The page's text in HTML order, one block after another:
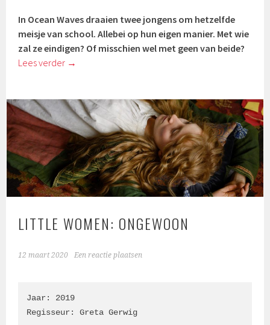
In Ocean Waves draaien twee jongens om hetzelfde
meisje van school. Allebei op hun eigen manier. Met wie
zal ze eindigen? Of misschien wel met geen van beide?
Lees verder →
LITTLE WOMEN: ONGEWOON
12 maart 2020 Een reactie plaatsen
Jaar: 2019
Regisseur: Greta Gerwig